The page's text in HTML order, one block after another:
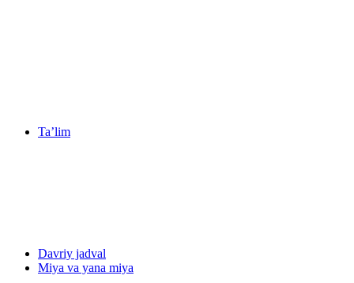
Ta’lim
Davriy jadval
Miya va yana miya